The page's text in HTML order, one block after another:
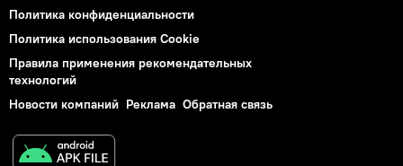
Политика конфиденциальности
Политика использования Cookie
Правила применения рекомендательных
технологий
Новости компаний Реклама Обратная связь